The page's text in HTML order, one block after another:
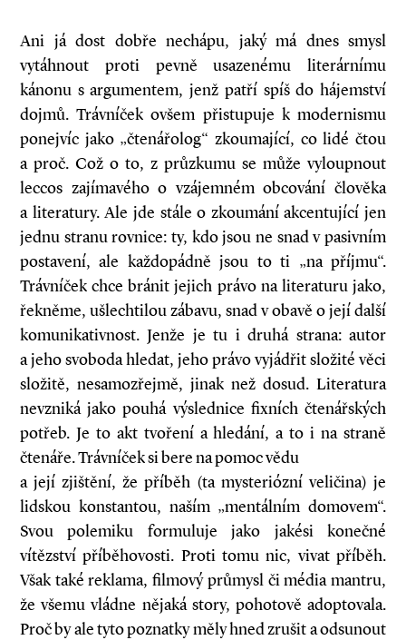
Ani já dost dobře nechápu, jaký má dnes smysl
vytáhnout proti pevně usazenému literárnímu
kánonu s argumentem, jenž patří spíš do hájemství
dojmů. Trávníček ovšem přistupuje k modernismu
ponejvíc jako „čtenářolog“ zkoumající, co lidé čtou
a proč. Což o to, z průzkumu se může vyloupnout
leccos zajímavého o vzájemném obcování člověka
a literatury. Ale jde stále o zkoumání akcentující jen
jednu stranu rovnice: ty, kdo jsou ne snad v pasivním
postavení, ale každopádně jsou to ti „na příjmu“.
Trávníček chce bránit jejich právo na literaturu jako,
řekněme, ušlechtilou zábavu, snad v obavě o její další
komunikativnost. Jenže je tu i druhá strana: autor
a jeho svoboda hledat, jeho právo vyjádřit složité věci
složitě, nesamozřejmě, jinak než dosud. Literatura
nevzniká jako pouhá výslednice fixních čtenářských
potřeb. Je to akt tvoření a hledání, a to i na straně
čtenáře. Trávníček si bere na pomoc vědu
a její zjištění, že příběh (ta mysteriózní veličina) je
lidskou konstantou, naším „mentálním domovem“.
Svou polemiku formuluje jako jakési konečné
vítězství příběhovosti. Proti tomu nic, vivat příběh.
Však také reklama, filmový průmysl či média mantru,
že všemu vládne nějaká story, pohotově adoptovala.
Proč by ale tyto poznatky měly hned zrušit a odsunout